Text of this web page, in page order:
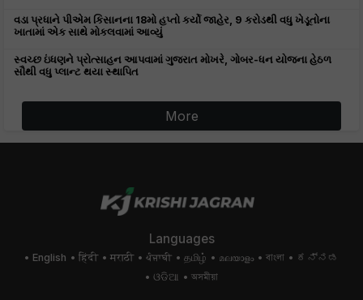
વડા પ્રધાને પીએમ કિસાનના 18મો હપ્તો કર્યો જાહેર, 9 કરોડથી વધુ ખેડૂતોના
ખાતામાં એક સાથે મોકલવામાં આવ્યું
સ્વચ્છ ઇંધણને પ્રોત્સાહન આપવામાં ગુજરાત મોખરે, ગોબર-ધન યોજના હેઠળ
સૌથી વધુ પ્લાન્ટ થયા સ્થાપિત
More
Languages
English हिंदी मराठी ਪੰਜਾਬੀ தமிழ் മലയാളം বাংলা
ಕನ್ನಡ
ଓଡିଆ
অসমীয়া